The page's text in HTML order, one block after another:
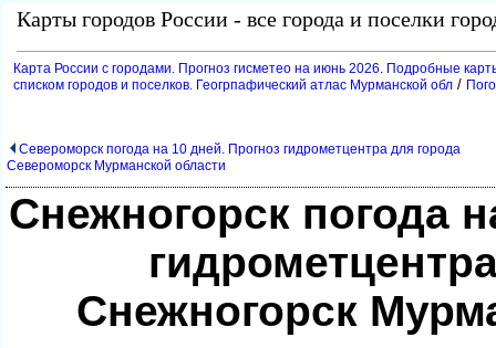
Карты городов России - все города и поселки
Карта России с городами. Прогноз гисметео на июнь 2026. Подробные
списком городов и поселков. Геогрпафический атлас Мурманской обл /
Североморск погода на 10 дней. Прогноз гидрометцентра для города
Североморск Мурманской области
Снежногорск погода
Снежногорск